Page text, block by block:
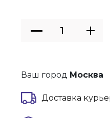
Ваш город Москва
Доставка